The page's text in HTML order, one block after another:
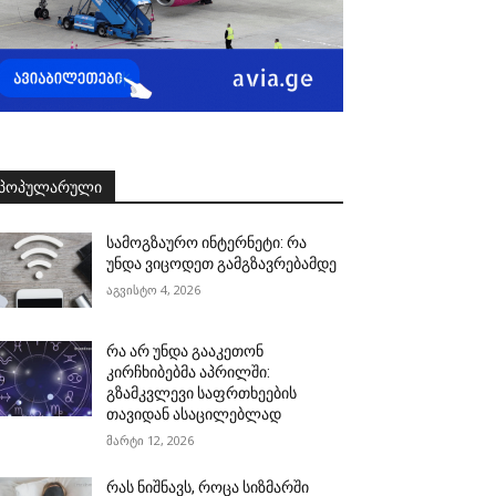
სამოგზაურო ინტერნეტი: რა
უნდა ვიცოდეთ გამგზავრებამდე
აგვისტო 4, 2026
რა არ უნდა გააკეთონ
კირჩხიბებმა აპრილში:
გზამკვლევი საფრთხეების
თავიდან ასაცილებლად
მარტი 12, 2026
რას ნიშნავს, როცა სიზმარში